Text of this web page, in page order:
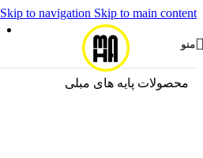
Skip to navigation Skip to main content
منو
محصولات پایه های مبلی